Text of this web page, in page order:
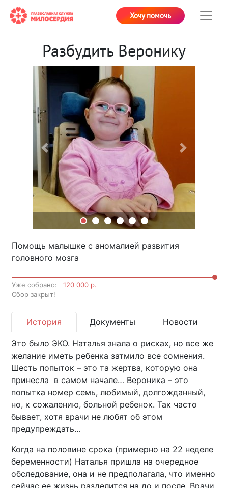
Хочу помочь
Разбудить Веронику
Previous Next
Помощь малышке с аномалией развития
головного мозга
Уже собрано:
120 000 р.
Cбор закрыт!
История Документы Новости
Это было ЭКО. Наталья знала о рисках, но все же
желание иметь ребенка затмило все сомнения.
Шесть попыток – это та жертва, которую она
принесла в самом начале… Вероника – это
попытка номер семь, любимый, долгожданный,
но, к сожалению, больной ребенок. Так часто
бывает, хотя врачи не любят об этом
предупреждать…
Когда на половине срока (примерно на 22 неделе
беременности) Наталья пришла на очередное
обследование, она и не предполагала, что именно